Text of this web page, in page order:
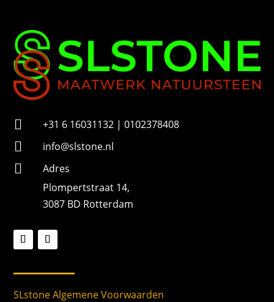
r
 +31 6 16031132 | 0102378408
 info@slstone.nl

Adres
Plompertstraat 14,
3087 BD Rotterdam
SLstone Algemene Voorwaarden